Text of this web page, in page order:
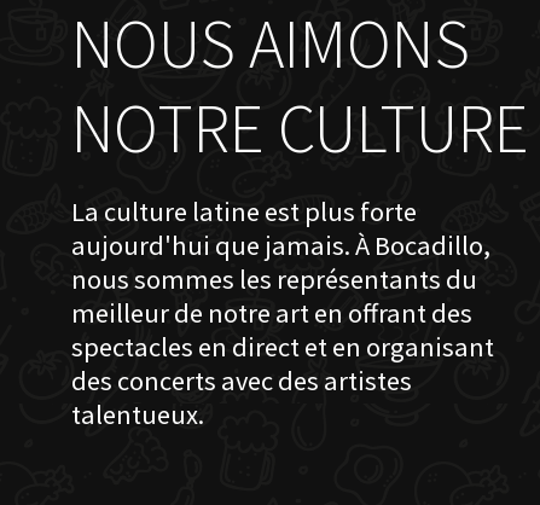
NOUS AIMONS
NOTRE CULTURE
La culture latine est plus forte
aujourd'hui que jamais. À Bocadillo,
nous sommes les représentants du
meilleur de notre art en offrant des
spectacles en direct et en organisant
des concerts avec des artistes
talentueux.